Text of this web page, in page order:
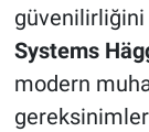
güvenilirliğini
Systems
modern